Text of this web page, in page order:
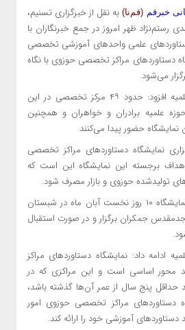
خبرقم (قم‌نا)
به نقل از خبرگزاری تسنیم،
رستم‌نژاد ظهر امروز در جمع خبرنگاران با
دستاوردهای علمی واحدهای آموزشی تخصصی
دستاوردهای مراکز تخصصی حوزوی با نگاه
می‌شود.
معاون آموزش حوزه‌های علمیه افزود: حدود ۴۹ مرکز تخصصی در این
علمیه برادران و خواهران و همچنین
نمایشگاه حضور پیدا می‌کنند.
نمایشگاه دستاوردهای مراکز تخصصی
برجسته این نمایشگاه این است که
تولیدشده حوزوی و بازار مصرف شود.
رستم‌نژاد تصریح کرد: این نمایشگاه ۱۰ روز نخست آبان ماه در شبستان
جمکران برگزار و در صورت استقبال
ادامه داد: نمایشگاه دستاوردهای مراکز
محور اساسی است و این مراکزی که در
حداقل پنج سال از عمر آن‌ها گذشته باشد،
دستاوردهای مراکز تخصصی حوزوی امور
آموزشی خود را ارائه کند.